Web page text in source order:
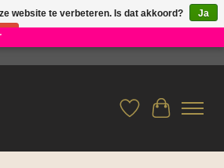
Reviews ×
Verlanglijst
website te verbeteren. Is dat akkoord?
Ja